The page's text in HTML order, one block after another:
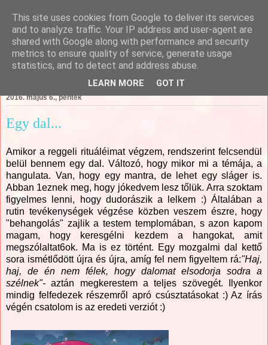
Csajági Ildikó - ÖrömKépek
2016. május 6., péntek
Egy dal...
Amikor a reggeli rituáléimat végzem, rendszerint felcsendül
belül bennem egy dal. Változó, hogy mikor mi a témája, a
hangulata. Van, hogy egy mantra, de lehet egy sláger is.
Abban 1eznek meg, hogy jókedvem lesz tőlük. Arra szoktam
figyelmes lenni, hogy dudorászik a lelkem :) Általában a
rutin tevékenységek végzése közben veszem észre, hogy
"behangolás" zajlik a testem templomában, s azon kapom
magam, hogy keresgélni kezdem a hangokat, amit
megszólaltat6ok. Ma is ez történt. Egy mozgalmi dal kettő
sora ismétlődött újra és újra, amíg fel nem figyeltem rá:"Haj,
haj, de én nem félek, hogy dalomat elsodorja sodra a
szélnek"- aztán megkerestem a teljes szövegét. Ilyenkor
mindig felfedezek részemről apró csúsztatásokat :) Az írás
végén csatolom is az eredeti verziót :)
This site uses cookies from Google to deliver its services
and to analyze traffic. Your IP address and user-agent are
shared with Google along with performance and security
metrics to ensure quality of service, generate usage
statistics, and to detect and address abuse.
LEARN MORE GOT IT